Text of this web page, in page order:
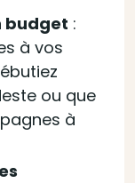
budget :
à vos
ou que
à